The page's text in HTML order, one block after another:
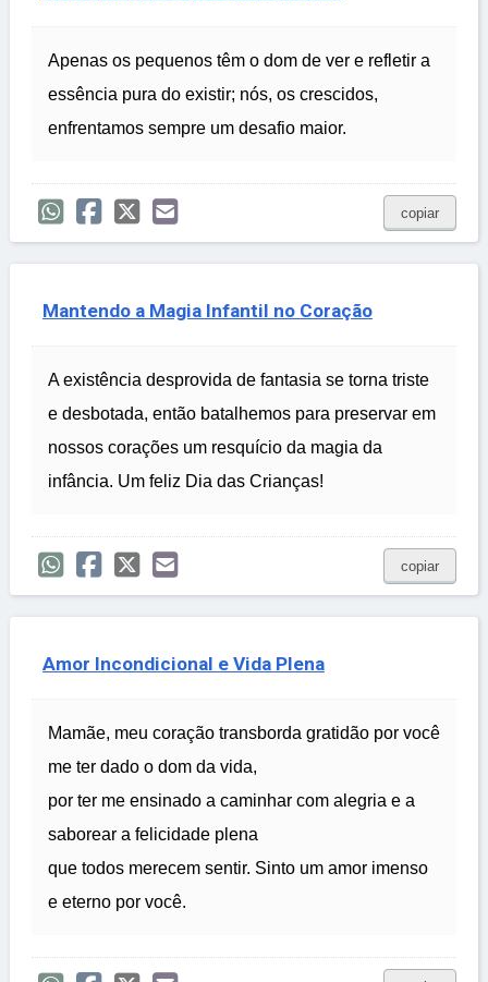
Apenas os pequenos têm o dom de ver e refletir a
essência pura do existir; nós, os crescidos,
enfrentamos sempre um desafio maior.
copiar
Mantendo a Magia Infantil no Coração
A existência desprovida de fantasia se torna triste
e desbotada, então batalhemos para preservar em
nossos corações um resquício da magia da
infância. Um feliz Dia das Crianças!
copiar
Amor Incondicional e Vida Plena
Mamãe, meu coração transborda gratidão por você
me ter dado o dom da vida,
por ter me ensinado a caminhar com alegria e a
saborear a felicidade plena
que todos merecem sentir. Sinto um amor imenso
e eterno por você.